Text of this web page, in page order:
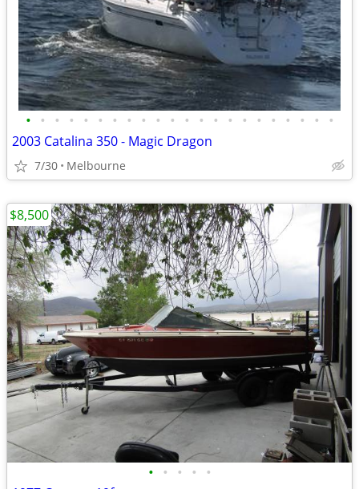
• • • • • • • • • • • • • • • • • • • • • •
2003 Catalina 350 - Magic Dragon
7/30 Melbourne
• • • • •
$8,500